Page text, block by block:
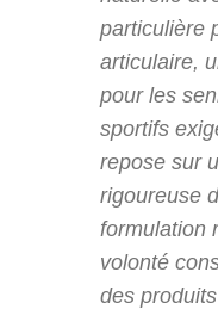
particulière
articulaire,
pour les
sportifs
repose sur
rigoureuse
formulation
volonté
des